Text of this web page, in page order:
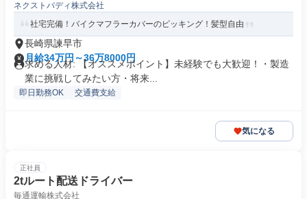
ネクストバディ株式会社
社宅完備！バイクマフラーカバーのピッキング！髪型自由
長崎県諫早市
月給34万円～36万8000円
求める人材: 【オススメポイント】未経験でも大歓迎！・製造
業に挑戦してみたい方・将来...
即日勤務OK 交通費支給
気になる
正社員
2tルート配送ドライバー
毎通運輸株式会社